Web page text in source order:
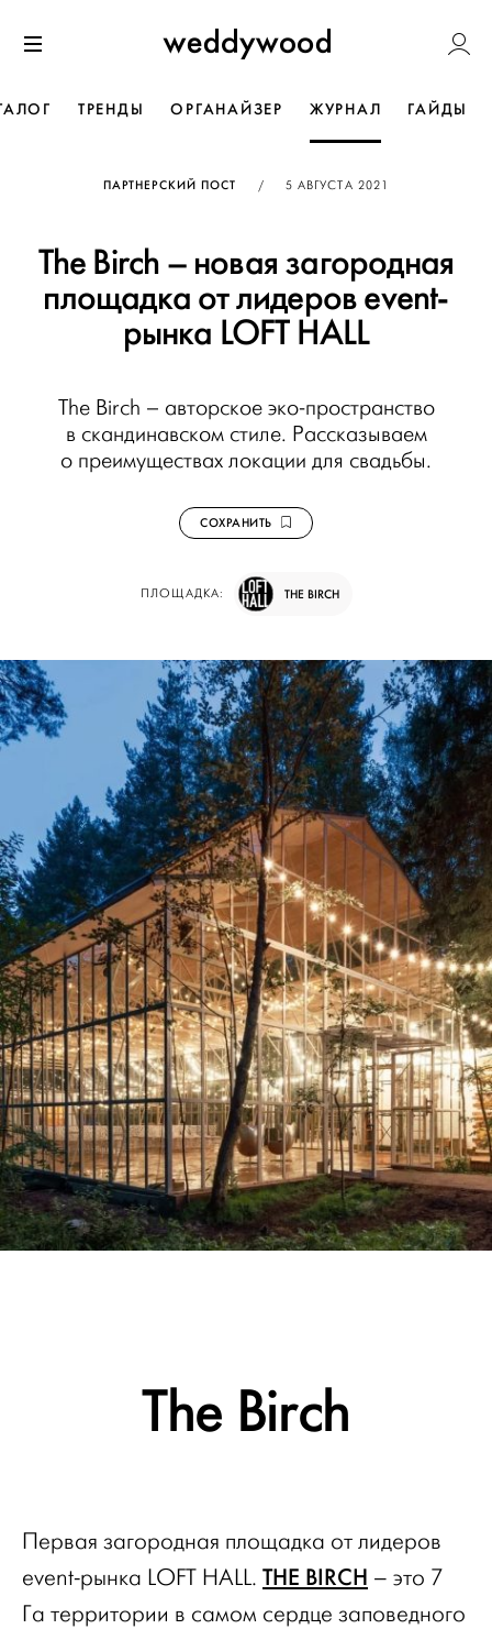
к содержанию
Weddywood
ТРЕНДЫ ОРГАНАЙЗЕР ЖУРНАЛ ГАЙДЫ
ПАРТНЕРСКИЙ ПОСТ / ОПУБЛИКОВАНО
5 АВГУСТА 2021
The Birch – новая загородная
площадка от лидеров event-
рынка LOFT HALL
The Birch – авторское эко-пространство
в скандинавском стиле. Рассказываем
о преимуществах локации для свадьбы.
СОХРАНИТЬ
ПЛОЩАДКА: THE BIRCH
The Birch
Первая загородная площадка от лидеров
event-рынка LOFT HALL. THE BIRCH – это 7
Га территории в самом сердце заповедного